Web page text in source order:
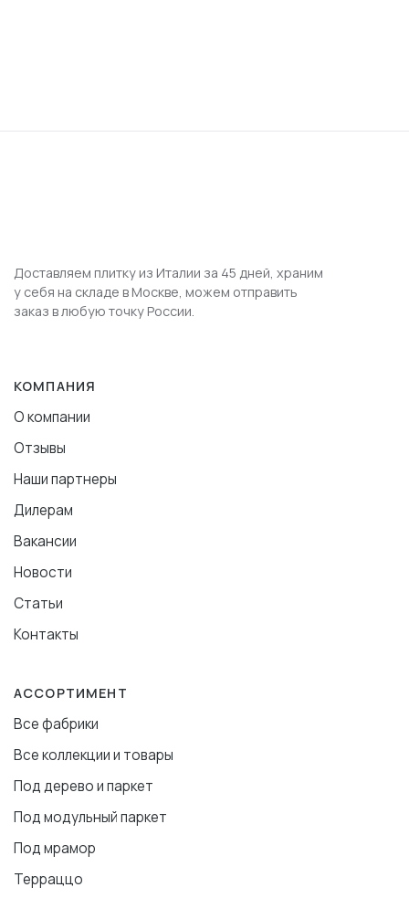
Доставляем плитку из Италии за 45 дней, храним
у себя на складе в Москве, можем отправить
заказ в любую точку России.
КОМПАНИЯ
О компании
Отзывы
Наши партнеры
Дилерам
Вакансии
Новости
Статьи
Контакты
АССОРТИМЕНТ
Все фабрики
Все коллекции и товары
Под дерево и паркет
Под модульный паркет
Под мрамор
Терраццо